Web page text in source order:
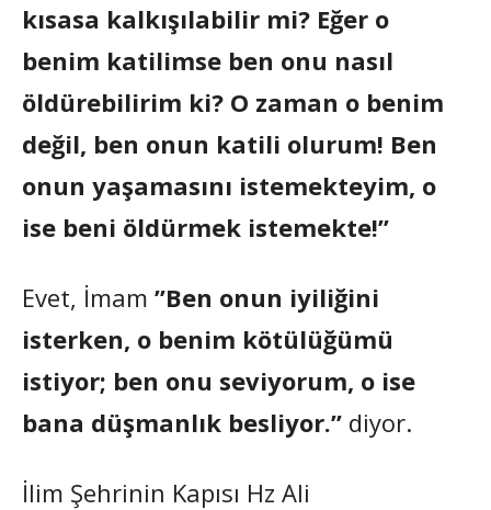
kısasa kalkışılabilir mi? Eğer o
benim katilimse ben onu nasıl
öldürebilirim ki? O zaman o benim
değil, ben onun katili olurum! Ben
onun yaşamasını istemekteyim, o
ise beni öldürmek istemekte!”
Evet, İmam ”Ben onun iyiliğini
isterken, o benim kötülüğümü
istiyor; ben onu seviyorum, o ise
bana düşmanlık besliyor.” diyor.
İlim Şehrinin Kapısı Hz Ali